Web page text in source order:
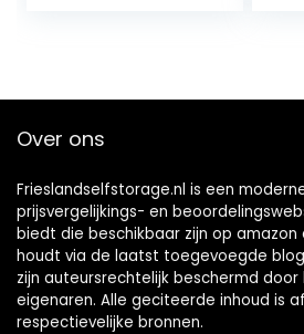
Over ons
Frieslandselfstorage.nl is een
prijsvergelijkings- en
biedt die beschikbaar zijn op
houdt via de laatst toegevoegde
zijn auteursrechtelijk beschermd
eigenaren. Alle geciteerde inhoud is
respectievelijke bronnen.